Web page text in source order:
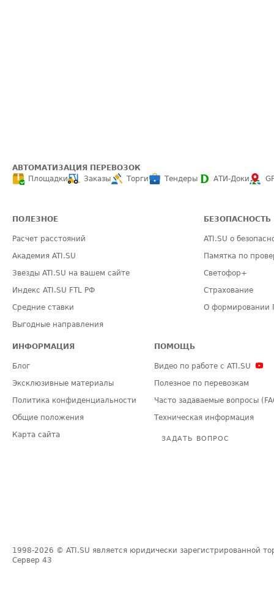
АВТОМАТИЗАЦИЯ ПЕРЕВОЗОК
Площадки
Заказы Торги Тендеры АТИ-Доки
ПОЛЕЗНОЕ
Расчет расстояний
Академия ATI.SU
Звезды ATI.SU на вашем сайте
Индекс ATI.SU FTL РФ
Средние ставки
Выгодные направления
БЕЗОПАСНОСТЬ
ATI.SU о
Памятка по
Светофор+
Страхование
О формировании
ИНФОРМАЦИЯ
Блог
Эксклюзивные материалы
Политика конфиденциальности
Общие положения
Карта сайта
ПОМОЩЬ
Видео по работе с ATI.SU
Полезное по перевозкам
Часто задаваемые вопросы
Техническая информация
ЗАДАТЬ ВОПРОС
1998-2026 © ATI.SU является юридически зарегистрированной
Сервер 43